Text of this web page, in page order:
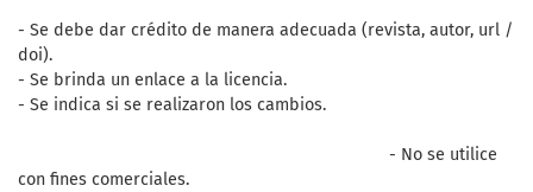
- Se debe dar crédito de manera adecuada (revista, autor, url /
doi).
- Se brinda un enlace a la licencia.
- Se indica si se realizaron los cambios.
- No se utilice
con fines comerciales.